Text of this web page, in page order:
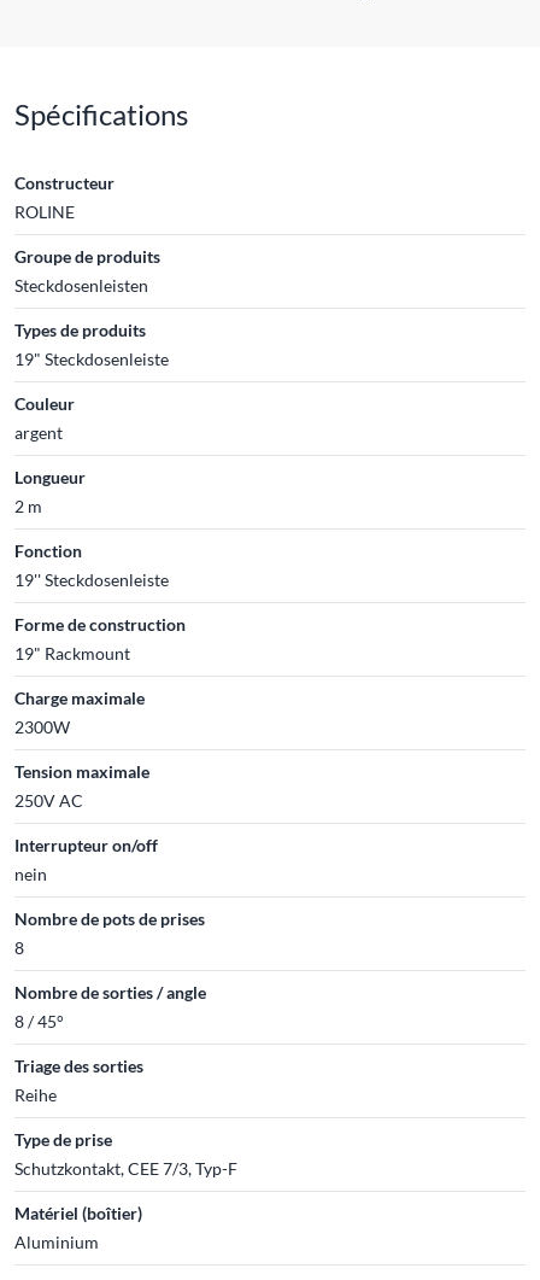
Spécifications
Constructeur
ROLINE
Groupe de produits
Steckdosenleisten
Types de produits
19" Steckdosenleiste
Couleur
argent
Longueur
2 m
Fonction
19'' Steckdosenleiste
Forme de construction
19" Rackmount
Charge maximale
2300W
Tension maximale
250V AC
Interrupteur on/off
nein
Nombre de pots de prises
8
Nombre de sorties / angle
8 / 45°
Triage des sorties
Reihe
Type de prise
Schutzkontakt, CEE 7/3, Typ-F
Matériel (boîtier)
Aluminium